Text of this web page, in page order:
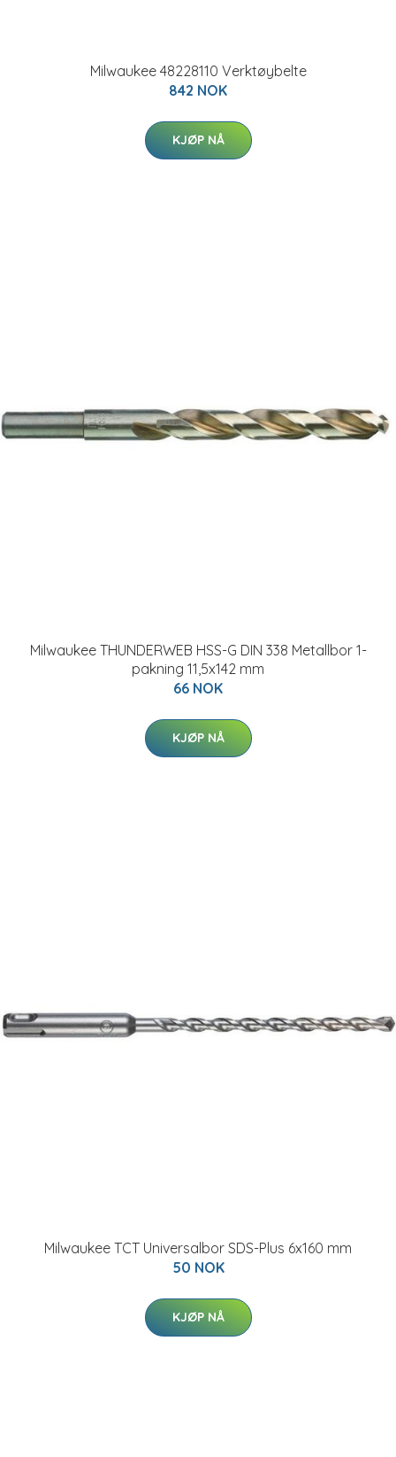
Milwaukee 48228110 Verktøybelte
842 NOK
KJØP NÅ
Milwaukee THUNDERWEB HSS-G DIN 338 Metallbor 1-
pakning 11,5x142 mm
66 NOK
KJØP NÅ
Milwaukee TCT Universalbor SDS-Plus 6x160 mm
50 NOK
KJØP NÅ